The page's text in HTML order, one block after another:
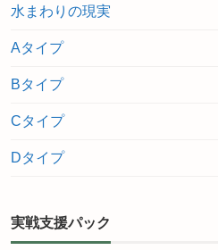
水まわりの現実
Aタイプ
Bタイプ
Cタイプ
Dタイプ
実戦支援パック